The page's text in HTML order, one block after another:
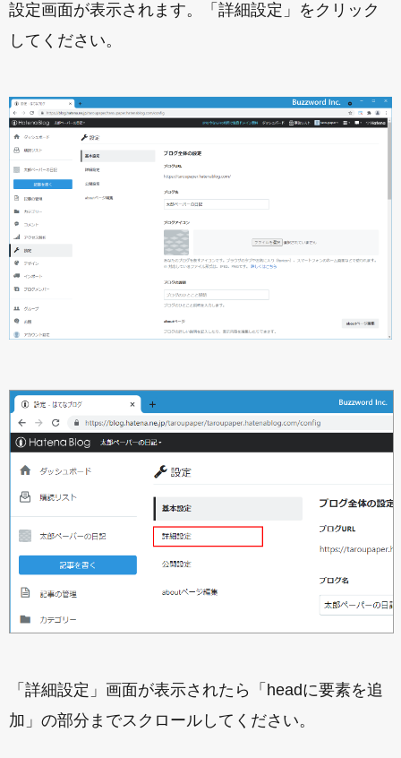
設定画面が表示されます。「詳細設定」をクリック
してください。
「詳細設定」画面が表示されたら「headに要素を追
加」の部分までスクロールしてください。